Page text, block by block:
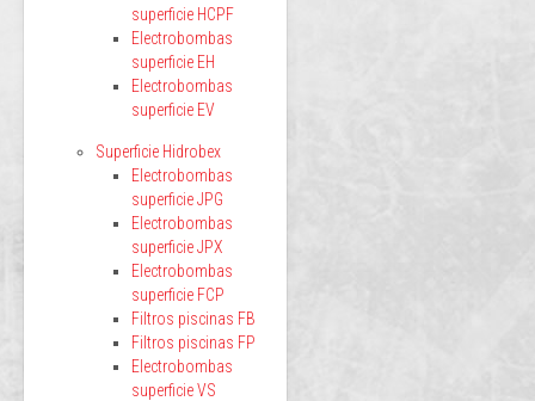
superficie HCPF
Electrobombas
superficie EH
Electrobombas
superficie EV
Superficie Hidrobex
Electrobombas
superficie JPG
Electrobombas
superficie JPX
Electrobombas
superficie FCP
Filtros piscinas FB
Filtros piscinas FP
Electrobombas
superficie VS